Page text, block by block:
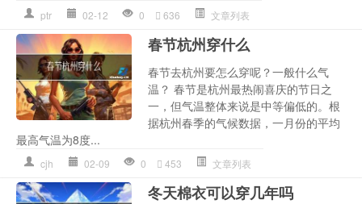
ptr 02-12 0 636 文章列表
春节杭州穿什么
春节去杭州要怎么穿呢？一般什么气
温？ 春节是杭州最热闹喜庆的节日之
一，但气温整体来说是中等偏低的。根
据杭州春季的气候数据，一月份的平均
最高气温为8度...
cjh 02-09 0 453 文章列表
冬天棉衣可以穿几年吗